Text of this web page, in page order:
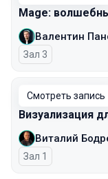
Mage:
Валентин
Зал 3
Смотреть запись
Визуализация
Виталий
Зал 1